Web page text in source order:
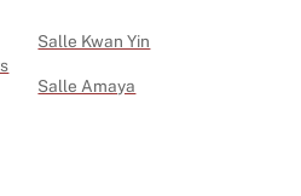
Salle Kwan Yin
Salle Amaya